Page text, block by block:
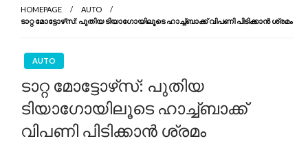
HOMEPAGE
AUTO
ടാറ്റ മോട്ടോഴ്‌സ്: പുതിയ ടിയാഗോയിലൂടെ ഹാച്ച്ബാക്ക് വിപണി പിടിക്കാൻ ശ്രമം
AUTO
ടാറ്റ മോട്ടോഴ്‌സ്: പുതിയ
ടിയാഗോയിലൂടെ ഹാച്ച്ബാക്ക്
വിപണി പിടിക്കാൻ ശ്രമം